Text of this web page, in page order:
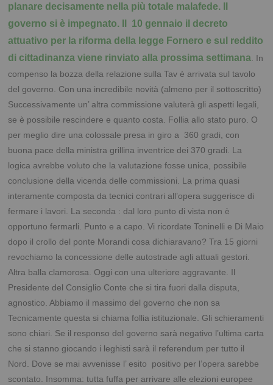
planare decisamente nella più totale malafede. Il
governo si è impegnato. Il 10 gennaio il decreto
attuativo per la riforma della legge Fornero e sul reddito
di cittadinanza viene rinviato alla prossima settimana. In
compenso la bozza della relazione sulla Tav è arrivata sul tavolo
del governo. Con una incredibile novità (almeno per il sottoscritto)
Successivamente un’ altra commissione valuterà gli aspetti legali,
se è possibile rescindere e quanto costa. Follia allo stato puro. O
per meglio dire una colossale presa in giro a 360 gradi, con
buona pace della ministra grillina inventrice dei 370 gradi. La
logica avrebbe voluto che la valutazione fosse unica, possibile
conclusione della vicenda delle commissioni. La prima quasi
interamente composta da tecnici contrari all’opera suggerisce di
fermare i lavori. La seconda : dal loro punto di vista non è
opportuno fermarli. Punto e a capo. Vi ricordate Toninelli e Di Maio
dopo il crollo del ponte Morandi cosa dichiaravano? Tra 15 giorni
revochiamo la concessione delle autostrade agli attuali gestori.
Altra balla clamorosa. Oggi con una ulteriore aggravante. Il
Presidente del Consiglio Conte che si tira fuori dalla disputa,
agnostico. Abbiamo il massimo del governo che non sa
Tecnicamente questa si chiama follia istituzionale. Gli schieramenti
sono chiari. Se il responso del governo sarà negativo l’ultima carta
che si stanno giocando i leghisti sarà il referendum per tutto il
Nord. Dove se mai avvenisse l’ esito positivo per l’opera sarebbe
scontato. Insomma: tutta fuffa per arrivare alle elezioni europee